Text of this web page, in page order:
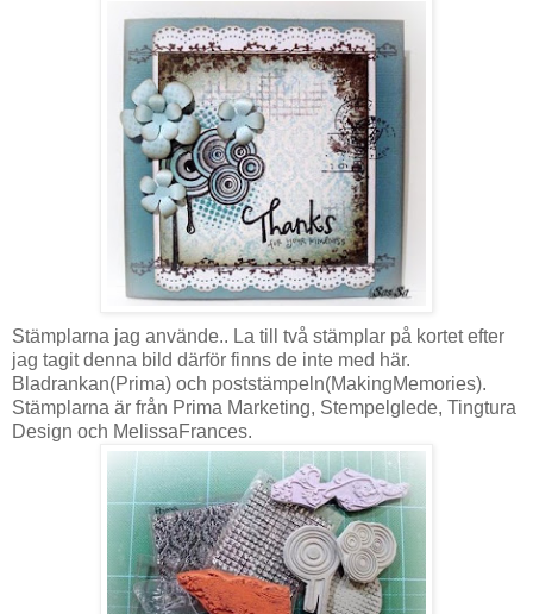
Stämplarna jag använde.. La till två stämplar på kortet efter
jag tagit denna bild därför finns de inte med här.
Bladrankan(Prima) och poststämpeln(MakingMemories).
Stämplarna är från Prima Marketing, Stempelglede, Tingtura
Design och MelissaFrances.